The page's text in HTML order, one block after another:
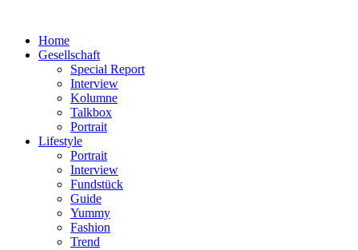
Home
Gesellschaft
Special Report
Interview
Kolumne
Talkbox
Portrait
Lifestyle
Portrait
Interview
Fundstück
Guide
Yummy
Fashion
Trend